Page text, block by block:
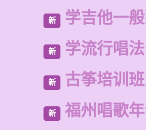
新 学吉他一
新 学流行唱
新 古筝培训
新 福州唱歌